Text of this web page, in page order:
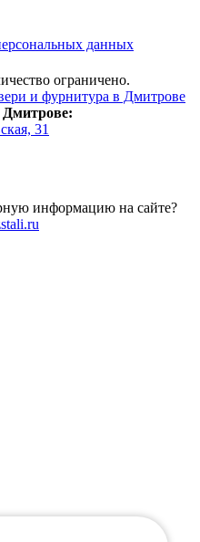
данных
ограничено.
и фурнитура в Дмитрове
31
информацию на сайте?